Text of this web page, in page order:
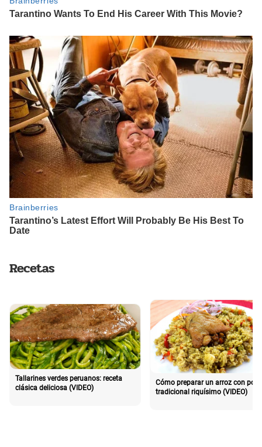
Recetas
Tallarines verdes peruanos: receta
clásica deliciosa (VIDEO)
Cómo preparar un arroz con pollo
tradicional riquísimo (VIDEO)